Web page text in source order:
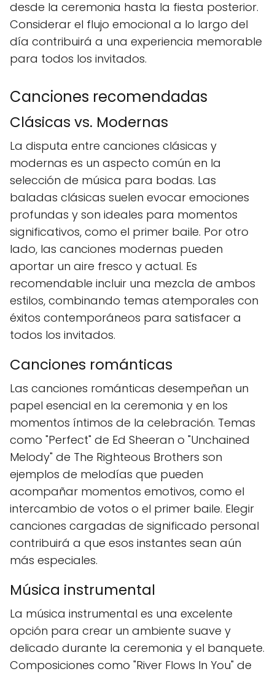
desde la ceremonia hasta la fiesta posterior.
Considerar el flujo emocional a lo largo del
día contribuirá a una experiencia memorable
para todos los invitados.
Canciones recomendadas
Clásicas vs. Modernas
La disputa entre canciones clásicas y
modernas es un aspecto común en la
selección de música para bodas. Las
baladas clásicas suelen evocar emociones
profundas y son ideales para momentos
significativos, como el primer baile. Por otro
lado, las canciones modernas pueden
aportar un aire fresco y actual. Es
recomendable incluir una mezcla de ambos
estilos, combinando temas atemporales con
éxitos contemporáneos para satisfacer a
todos los invitados.
Canciones románticas
Las canciones románticas desempeñan un
papel esencial en la ceremonia y en los
momentos íntimos de la celebración. Temas
como "Perfect" de Ed Sheeran o "Unchained
Melody" de The Righteous Brothers son
ejemplos de melodías que pueden
acompañar momentos emotivos, como el
intercambio de votos o el primer baile. Elegir
canciones cargadas de significado personal
contribuirá a que esos instantes sean aún
más especiales.
Música instrumental
La música instrumental es una excelente
opción para crear un ambiente suave y
delicado durante la ceremonia y el banquete.
Composiciones como "River Flows In You" de